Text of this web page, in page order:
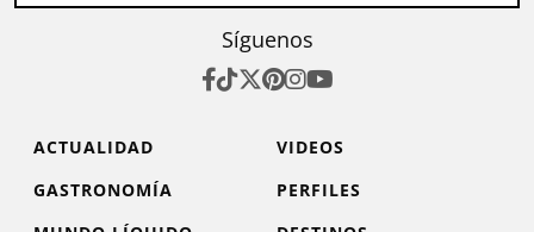
Síguenos
ACTUALIDAD
VIDEOS
GASTRONOMÍA
PERFILES